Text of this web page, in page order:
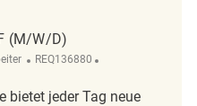
(M/W/D)
ReqId
REQ136880
bietet jeder Tag neue